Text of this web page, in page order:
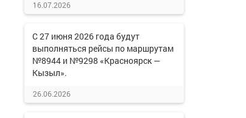
16.07.2026
С 27 июня 2026 года будут
выполняться рейсы по маршрутам
№8944 и №9298 «Красноярск —
Кызыл».
26.06.2026